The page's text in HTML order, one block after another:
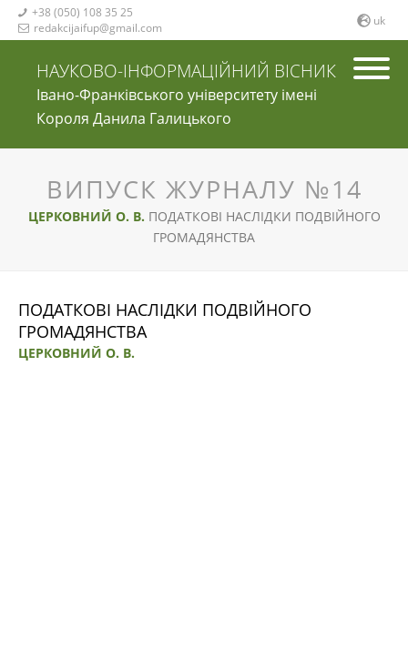
 +38 (050) 108 35 25
 redakcijaifup@gmail.com uk
НАУКОВО-ІНФОРМАЦІЙНИЙ ВІСНИК
Івано-Франківського університету імені
Короля Данила Галицького
ВИПУСК ЖУРНАЛУ №14
ЦЕРКОВНИЙ О. В. ПОДАТКОВІ НАСЛІДКИ ПОДВІЙНОГО
ГРОМАДЯНСТВА
ПОДАТКОВІ НАСЛІДКИ ПОДВІЙНОГО
ГРОМАДЯНСТВА
ЦЕРКОВНИЙ О. В.